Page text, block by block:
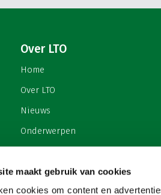
maakt gebruik van cookies
cookies om content en
Over LTO
Home
Over LTO
Nieuws
Onderwerpen
Contact
Cookies & privacy